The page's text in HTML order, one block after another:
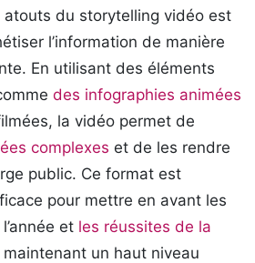
atouts du storytelling vidéo est
l’information de manière
En utilisant des éléments
des infographies animées
la vidéo permet de
complexes et de les rendre
public. Ce format est
pour mettre en avant les
et les réussites de la
un haut niveau